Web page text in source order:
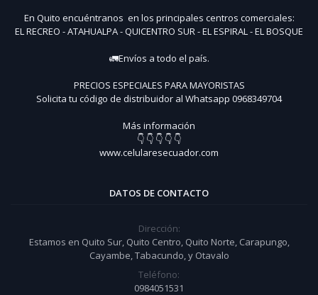
En Quito encuéntranos en los principales centros comerciales:
EL RECREO - ATAHUALPA - QUICENTRO SUR - EL ESPIRAL - EL BOSQUE
🚛Envíos a todo el país.
PRECIOS ESPECIALES PARA MAYORISTAS
Solicita tu código de distribuidor al Whatsapp 0968349704
Más información
👇 👇 👇 👇 👇
www.celularesecuador.com
DATOS DE CONTACTO
Dirección:
Estamos en Quito Sur, Quito Centro, Quito Norte, Carapungo,
Cayambe, Tabacundo, y Otavalo
Teléfono:
0984051531